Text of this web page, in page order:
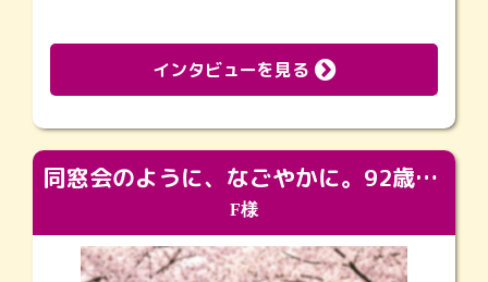
インタビューを見る
同窓会のように、なごやかに。92歳の旅立ちを彩った、再会と感謝の場
F様